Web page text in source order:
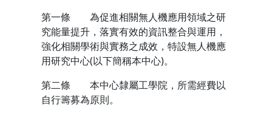
第一條 為促進相關無人機應用領域之研
究能量提升，落實有效的資訊整合與運用，
強化相關學術與實務之成效，特設無人機應
用研究中心(以下簡稱本中心)。
第二條 本中心隸屬工學院，所需經費以
自行籌募為原則。